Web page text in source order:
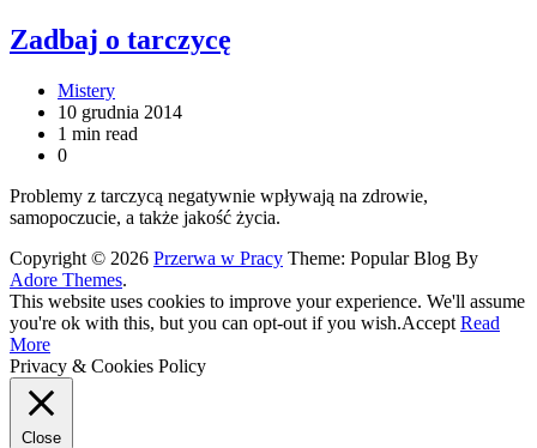
Zadbaj o tarczycę
Mistery
10 grudnia 2014
1 min read
0
Problemy z tarczycą negatywnie wpływają na zdrowie,
samopoczucie, a także jakość życia.
Copyright © 2026 Przerwa w Pracy Theme: Popular Blog By
Adore Themes.
This website uses cookies to improve your experience. We'll assume
you're ok with this, but you can opt-out if you wish.Accept Read
More
Privacy & Cookies Policy
Close